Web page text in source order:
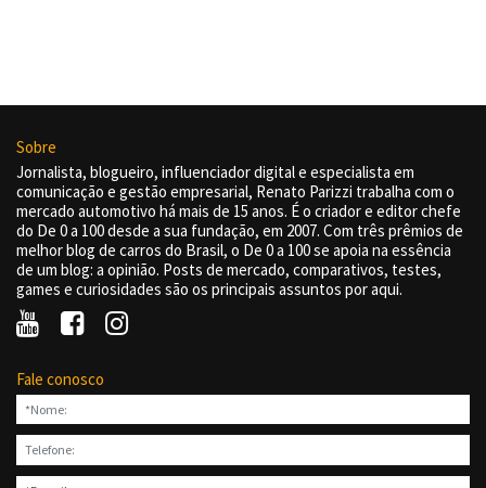
Sobre
Jornalista, blogueiro, influenciador digital e especialista em
comunicação e gestão empresarial, Renato Parizzi trabalha com o
mercado automotivo há mais de 15 anos. É o criador e editor chefe
do De 0 a 100 desde a sua fundação, em 2007. Com três prêmios de
melhor blog de carros do Brasil, o De 0 a 100 se apoia na essência
de um blog: a opinião. Posts de mercado, comparativos, testes,
games e curiosidades são os principais assuntos por aqui.
Fale conosco